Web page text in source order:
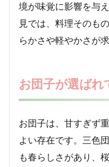
境が味覚に影響を与
見では、料理そのも
らかさや軽やかさが
お団子が選ばれ
お団子は、甘すぎず
よい存在です。三色
も春らしさがあり、